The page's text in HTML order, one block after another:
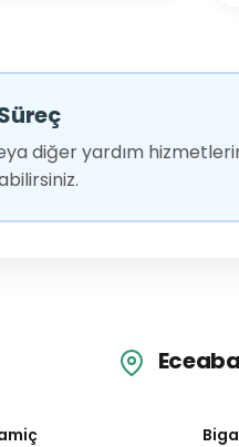
diğer yardım
Biga